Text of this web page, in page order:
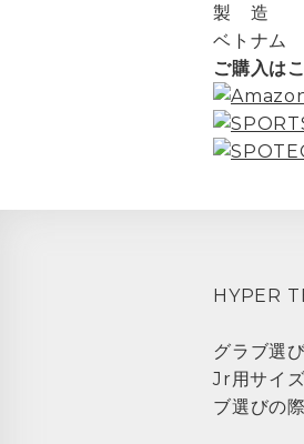
製 造
ベトナム
ご購入は
HYPER
グラブ選
Jr用サイ
ブ選びの